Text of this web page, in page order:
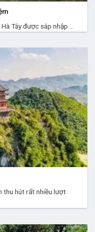
Tây được sáp nhập ...
thu hút rất nhiều lượt